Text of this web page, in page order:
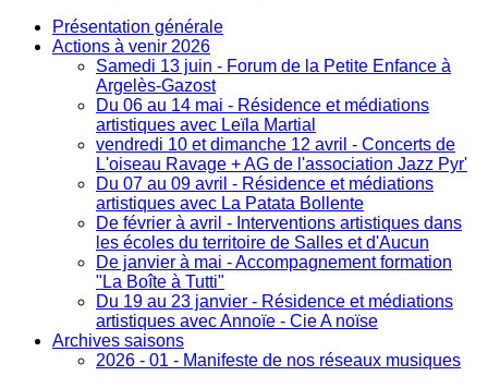
Présentation générale
Actions à venir 2026
Samedi 13 juin - Forum de la Petite Enfance à
Argelès-Gazost
Du 06 au 14 mai - Résidence et médiations
artistiques avec Leïla Martial
vendredi 10 et dimanche 12 avril - Concerts de
L'oiseau Ravage + AG de l'association Jazz Pyr'
Du 07 au 09 avril - Résidence et médiations
artistiques avec La Patata Bollente
De février à avril - Interventions artistiques dans
les écoles du territoire de Salles et d'Aucun
De janvier à mai - Accompagnement formation
"La Boîte à Tutti"
Du 19 au 23 janvier - Résidence et médiations
artistiques avec Annoïe - Cie A noïse
Archives saisons
2026 - 01 - Manifeste de nos réseaux musiques